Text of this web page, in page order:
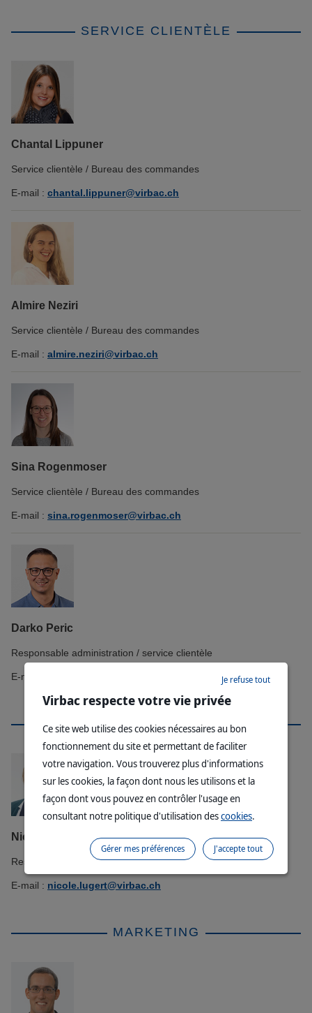
SERVICE CLIENTÈLE
Chantal Lippuner
Service clientèle / Bureau des commandes
E-mail : chantal.lippuner@virbac.ch
Almire Neziri
Service clientèle / Bureau des commandes
E-mail : almire.neziri@virbac.ch
Sina Rogenmoser
Service clientèle / Bureau des commandes
E-mail : sina.rogenmoser@virbac.ch
Darko Peric
Responsable administration / service clientèle
E-mail :
LOGISTIQUE ET ACHAT
Nicole Lugert
Responsable logistique et achat
E-mail : nicole.lugert@virbac.ch
MARKETING
Virbac respecte votre vie privée
Ce site web utilise des cookies nécessaires au bon
fonctionnement du site et permettant de faciliter
votre navigation. Vous trouverez plus d'informations
sur les cookies, la façon dont nous les utilisons et la
façon dont vous pouvez en contrôler l'usage en
consultant notre politique d'utilisation descookies.
Je refuse tout
J'accepte tout
Gérer mes préférences